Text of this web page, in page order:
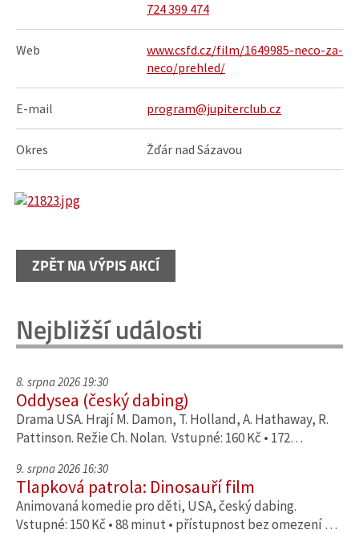
724 399 474
Web
www.csfd.cz/film/1649985-neco-za-
neco/prehled/
E-mail program@jupiterclub.cz
Okres Žďár nad Sázavou
ZPĚT NA VÝPIS AKCÍ
Nejbližší události
8. srpna 2026 19:30
Oddysea (český dabing)
Drama USA. Hrají M. Damon, T. Holland, A. Hathaway, R.
Pattinson. Režie Ch. Nolan. Vstupné: 160 Kč • 172…
9. srpna 2026 16:30
Tlapková patrola: Dinosauří film
Animovaná komedie pro děti, USA, český dabing.
Vstupné: 150 Kč • 88 minut • přístupnost bez omezení …